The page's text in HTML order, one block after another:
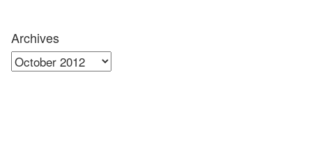
Archives
Archives